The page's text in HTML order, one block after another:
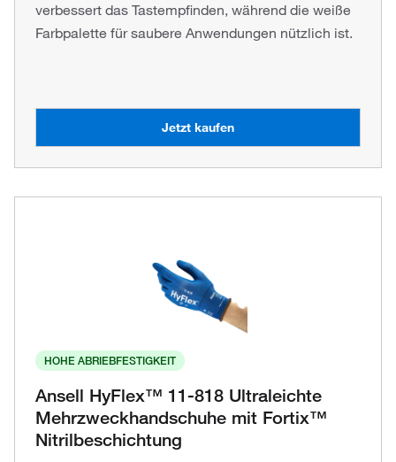
verbessert das Tastempfinden, während die weiße
Farbpalette für saubere Anwendungen nützlich ist.
Jetzt kaufen
HOHE ABRIEBFESTIGKEIT
Ansell HyFlex™ 11-818 Ultraleichte
Mehrzweckhandschuhe mit Fortix™
Nitrilbeschichtung